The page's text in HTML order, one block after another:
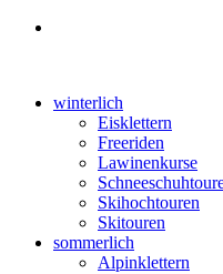
winterlich
Eisklettern
Freeriden
Lawinenkurse
Skihochtouren
Skitouren
sommerlich
Alpinklettern